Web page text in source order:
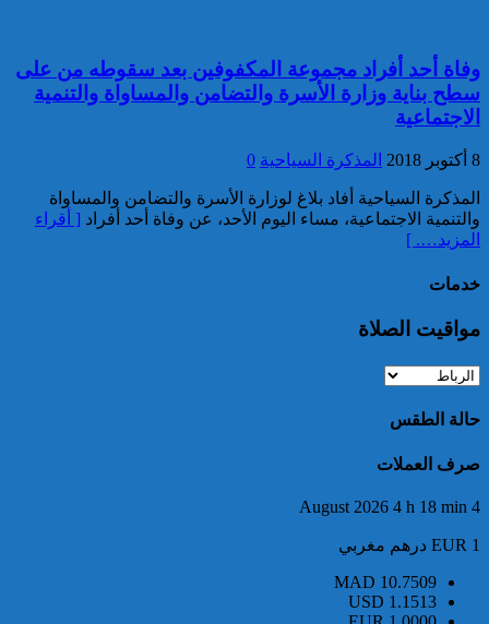
بموجب أمر دولي بإلقاء القبض
إدارة السجن المحلي واد زم تفند
وفاة أحد أفراد مجموعة المكفوفين بعد سقوطه من على
سطح بناية وزارة الأسرة والتضامن والمساواة والتنمية
الاجتماعية
8 أكتوبر 2018 المذكرة السياحية 0
المذكرة السياحية أفاد بلاغ لوزارة الأسرة والتضامن والمساواة
والتنمية الاجتماعية، مساء اليوم الأحد، عن وفاة أحد أفراد [ أقراء
المزيد…. ]
خدمات
مواقيت الصلاة
حالة الطقس
صرف العملات
4 August 2026 4 h 18 min
EUR 1 درهم مغربي
MAD 10.7509
USD 1.1513